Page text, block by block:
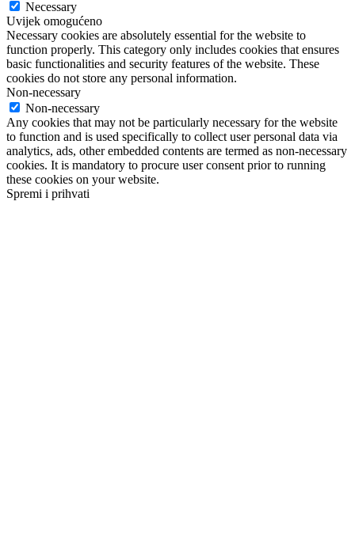
Necessary
Uvijek omogućeno
Necessary cookies are absolutely essential for the website to
function properly. This category only includes cookies that ensures
basic functionalities and security features of the website. These
cookies do not store any personal information.
Non-necessary
Non-necessary
Any cookies that may not be particularly necessary for the website
to function and is used specifically to collect user personal data via
analytics, ads, other embedded contents are termed as non-necessary
cookies. It is mandatory to procure user consent prior to running
these cookies on your website.
Spremi i prihvati